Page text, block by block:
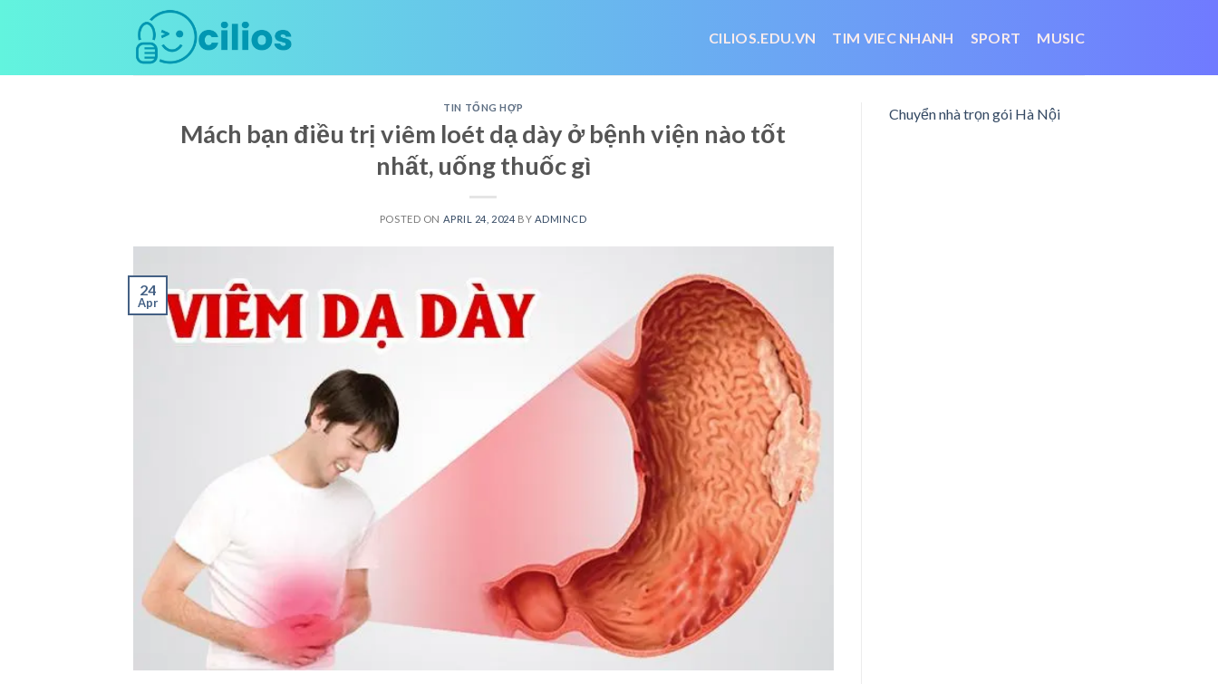
CILIOS.EDU.VN TIM VIEC NHANH SPORT MUSIC
TIN TỔNG HỢP
Mách bạn điều trị viêm loét dạ dày ở bệnh viện nào tốt
nhất, uống thuốc gì
POSTED ON APRIL 24, 2024 BY ADMINCD
24
Apr
Chuyển nhà trọn gói Hà Nội